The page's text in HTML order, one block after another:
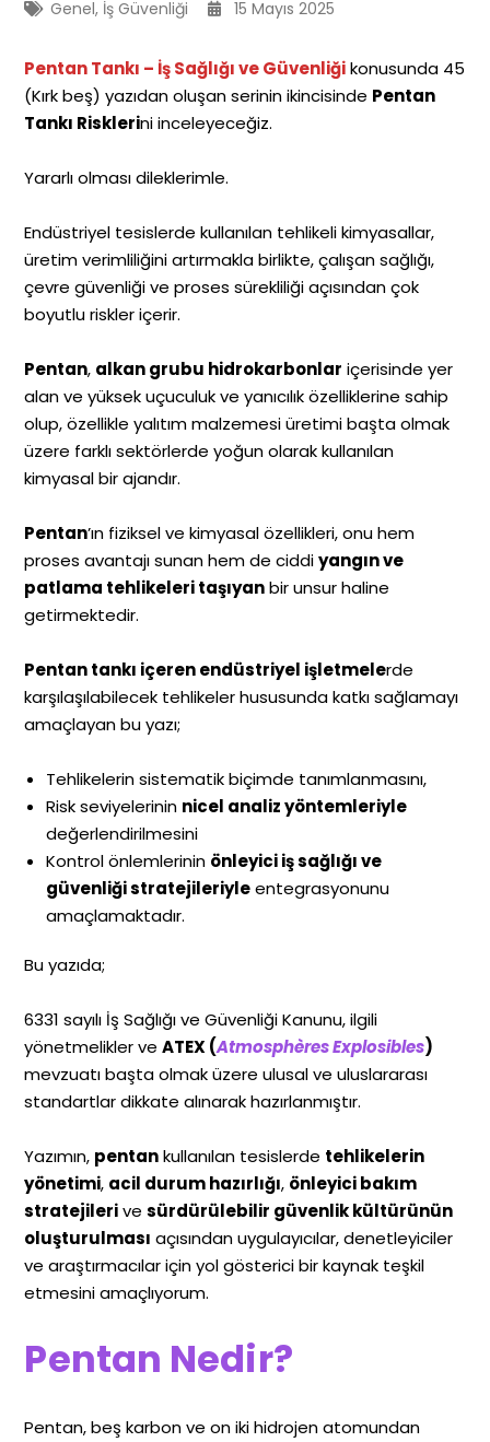
Genel, İş Güvenliği 15 Mayıs 2025
Pentan Tankı – İş Sağlığı ve Güvenliğikonusunda 45
(Kırk beş) yazıdan oluşan serinin ikincisinde Pentan
Tankı Risklerini inceleyeceğiz.
Yararlı olması dileklerimle.
Endüstriyel tesislerde kullanılan tehlikeli kimyasallar,
üretim verimliliğini artırmakla birlikte, çalışan sağlığı,
çevre güvenliği ve proses sürekliliği açısından çok
boyutlu riskler içerir.
Pentan, alkan grubu hidrokarbonlar içerisinde yer
alan ve yüksek uçuculuk ve yanıcılık özelliklerine sahip
olup, özellikle yalıtım malzemesi üretimi başta olmak
üzere farklı sektörlerde yoğun olarak kullanılan
kimyasal bir ajandır.
Pentan’ın fiziksel ve kimyasal özellikleri, onu hem
proses avantajı sunan hem de ciddiyangın ve
patlama tehlikeleri taşıyanbir unsur haline
getirmektedir.
Pentan tankı içeren endüstriyel işletmelerde
karşılaşılabilecek tehlikeler hususunda katkı sağlamayı
amaçlayan bu yazı;
Tehlikelerin sistematik biçimde tanımlanmasını,
Risk seviyelerinin nicel analiz yöntemleriyle
değerlendirilmesini
Kontrol önlemlerinin önleyici iş sağlığı ve
güvenliği stratejileriyleentegrasyonunu
amaçlamaktadır.
Bu yazıda;
6331 sayılı İş Sağlığı ve Güvenliği Kanunu, ilgili
yönetmelikler veATEX (Atmosphères Explosibles)
mevzuatı başta olmak üzere ulusal ve uluslararası
standartlar dikkate alınarak hazırlanmıştır.
Yazımın, pentankullanılan tesislerde tehlikelerin
yönetimi, acil durum hazırlığı, önleyici bakım
stratejilerivesürdürülebilir güvenlik kültürünün
oluşturulması açısından uygulayıcılar, denetleyiciler
ve araştırmacılar için yol gösterici bir kaynak teşkil
etmesini amaçlıyorum.
Pentan Nedir?
Pentan, beş karbon ve on iki hidrojen atomundan